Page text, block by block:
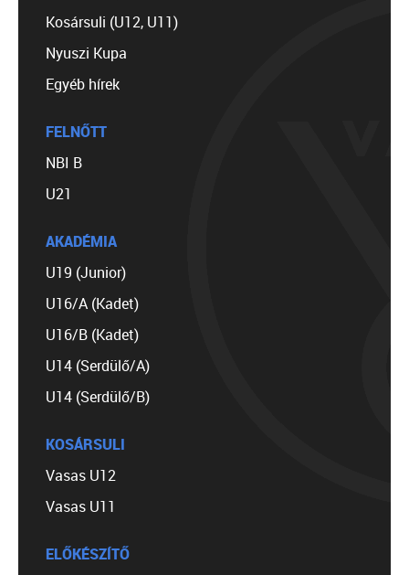
Kosársuli (U12, U11)
Nyuszi Kupa
Egyéb hírek
FELNŐTT
NBI B
U21
AKADÉMIA
U19 (Junior)
U16/A (Kadet)
U16/B (Kadet)
U14 (Serdülő/A)
U14 (Serdülő/B)
KOSÁRSULI
Vasas U12
Vasas U11
ELŐKÉSZÍTŐ